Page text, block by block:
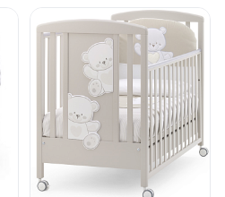
● в наличии